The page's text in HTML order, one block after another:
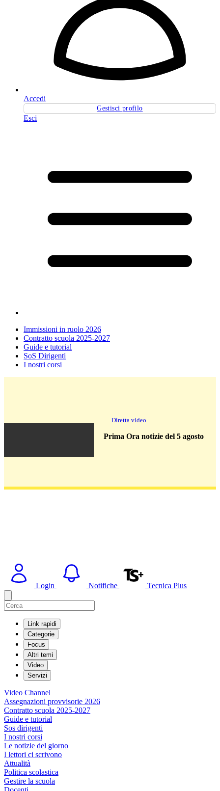
Accedi
Gestisci profilo
Esci
Immissioni in ruolo 2026
Contratto scuola 2025-2027
Guide e tutorial
SoS Dirigenti
I nostri corsi
Diretta video
Prima Ora notizie del 5 agosto
Login Notifiche Tecnica Plus
Link rapidi
Categorie
Focus
Altri temi
Video
Servizi
Video Channel
Assegnazioni provvisorie 2026
Contratto scuola 2025-2027
Guide e tutorial
Sos dirigenti
I nostri corsi
Le notizie del giorno
I lettori ci scrivono
Attualità
Politica scolastica
Gestire la scuola